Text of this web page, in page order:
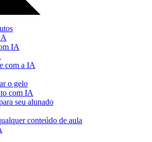
IA
com a IA
o gelo
com IA
seu alunado
conteúdo de aula